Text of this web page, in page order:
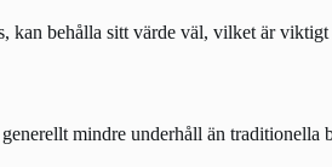
kan behålla sitt värde väl, vilket är
mindre underhåll än traditionella